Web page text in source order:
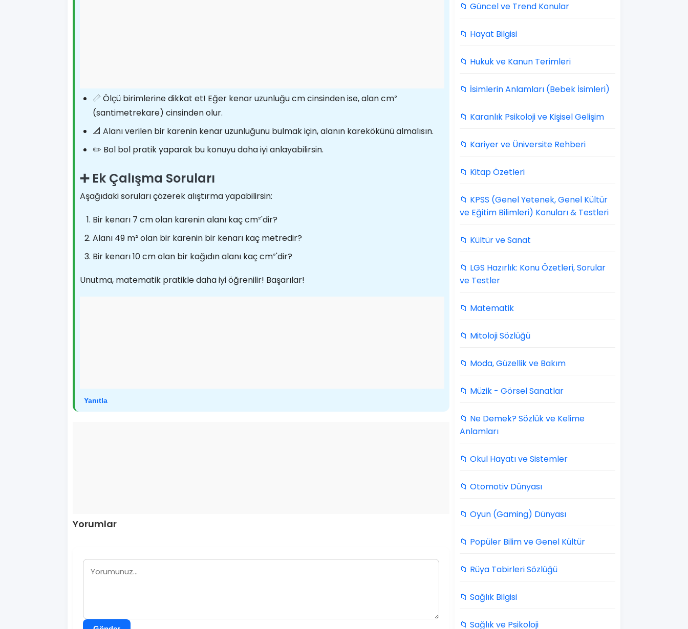
📏 Ölçü birimlerine dikkat et! Eğer kenar uzunluğu cm cinsinden ise, alan cm²
(santimetrekare) cinsinden olur.
📐 Alanı verilen bir karenin kenar uzunluğunu bulmak için, alanın karekökünü almalısın.
✏️ Bol bol pratik yaparak bu konuyu daha iyi anlayabilirsin.
➕ Ek Çalışma Soruları
Aşağıdaki soruları çözerek alıştırma yapabilirsin:
Bir kenarı 7 cm olan karenin alanı kaç cm²'dir?
Alanı 49 m² olan bir karenin bir kenarı kaç metredir?
Bir kenarı 10 cm olan bir kağıdın alanı kaç cm²'dir?
Unutma, matematik pratikle daha iyi öğrenilir! Başarılar!
Yanıtla
Yorumlar
📁 Güncel ve Trend Konular
📁 Hayat Bilgisi
📁 Hukuk ve Kanun Terimleri
📁 İsimlerin Anlamları (Bebek İsimleri)
📁 Karanlık Psikoloji ve Kişisel Gelişim
📁 Kariyer ve Üniversite Rehberi
📁 Kitap Özetleri
📁 KPSS (Genel Yetenek, Genel Kültür
ve Eğitim Bilimleri) Konuları & Testleri
📁 Kültür ve Sanat
📁 LGS Hazırlık: Konu Özetleri, Sorular
ve Testler
📁 Matematik
📁 Mitoloji Sözlüğü
📁 Moda, Güzellik ve Bakım
📁 Müzik - Görsel Sanatlar
📁 Ne Demek? Sözlük ve Kelime
Anlamları
📁 Okul Hayatı ve Sistemler
📁 Otomotiv Dünyası
📁 Oyun (Gaming) Dünyası
📁 Popüler Bilim ve Genel Kültür
📁 Rüya Tabirleri Sözlüğü
📁 Sağlık Bilgisi
📁 Sağlık ve Psikoloji